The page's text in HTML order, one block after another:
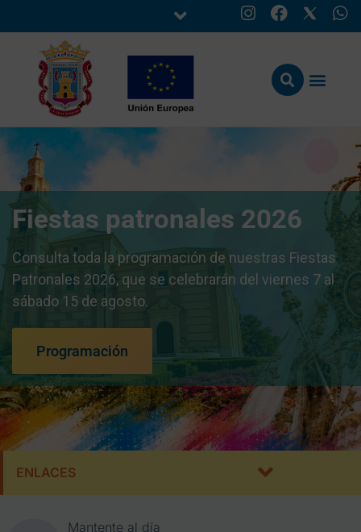
Fiestas patronales 2026
Consulta toda la programación de nuestras Fiestas
Patronales 2026, que se celebrarán del viernes 7 al
sábado 15 de agosto.
Programación
ENLACES
Mantente al día